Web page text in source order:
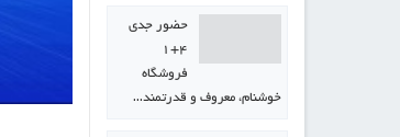
حضور جدی
۴+۱
فروشگاه
خوشنام، معروف و قدرتمند…